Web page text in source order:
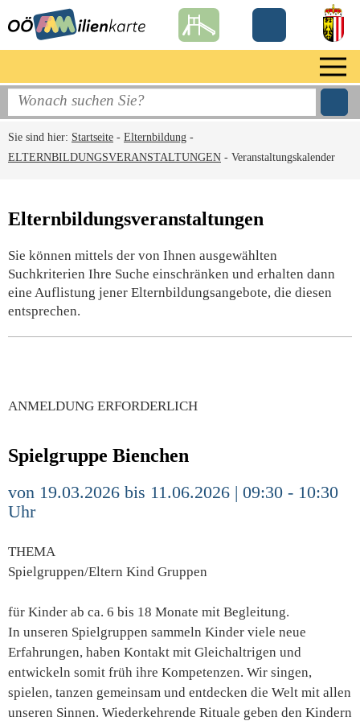
Sie sind hier: Startseite - Elternbildung -
ELTERNBILDUNGSVERANSTALTUNGEN - Veranstaltungskalender
Elternbildungsveranstaltungen
Sie können mittels der von Ihnen ausgewählten
Suchkriterien Ihre Suche einschränken und erhalten dann
eine Auflistung jener Elternbildungsangebote, die diesen
entsprechen.
ANMELDUNG ERFORDERLICH
Spielgruppe Bienchen
von 19.03.2026 bis 11.06.2026 | 09:30 - 10:30
Uhr
THEMA
Spielgruppen/Eltern Kind Gruppen
für Kinder ab ca. 6 bis 18 Monate mit Begleitung.
In unseren Spielgruppen sammeln Kinder viele neue
Erfahrungen, haben Kontakt mit Gleichaltrigen und
entwickeln somit früh ihre Kompetenzen. Wir singen,
spielen, tanzen gemeinsam und entdecken die Welt mit allen
unseren Sinnen. Wiederkehrende Rituale geben den Kindern